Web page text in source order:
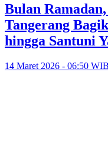
Bulan
Tangerang
hingga Santuni
14 Maret 2026 - 06:50 WIB